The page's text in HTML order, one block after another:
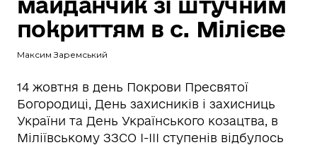
Стежити за Депутатом
покриттям в с. Мілієве
Максим Заремський
14 жовтня в день Покрови Пресвятої
Богородиці, День захисників і захисниць
України та День Українського козацтва, в
Міліївському ЗЗСО І-ІІІ ступенів відбулось